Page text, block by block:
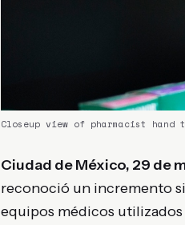
Closeup view of pharmacist
Ciudad de México, 29 de
reconoció un incremento
equipos médicos utilizados